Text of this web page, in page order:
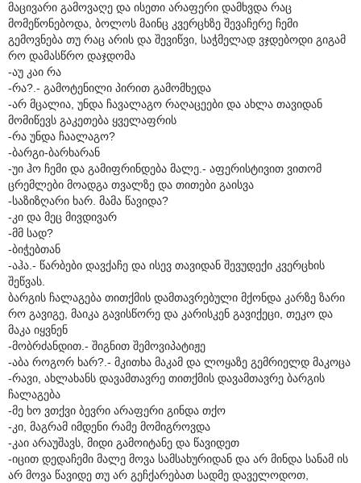
მაცივარი გამოვაღე და ისეთი არაფერი დამხვდა რაც
მომეწონებოდა, ბოლოს მაინც კვერცხზე შევაჩერე ჩემი
გემოვნება თუ რაც არის და შევიწვი, საჭმელად ვჯდებოდი გიგამ
რო დამასწრო დაჯდომა
-აუ კაი რა
-რა?.- გამოტენილი პირით გამომხედა
-არ მცალია, უნდა ჩავალაგო რაღაცეები და ახლა თავიდან
მომიწევს გაკეთება ყველაფრის
-რა უნდა ჩაალაგო?
-ბარგი-ბარხარან
-უი ჰო ჩემი და გამიფრინდება მალე.- აფერისტივით ვითომ
ცრემლები მოადგა თვალზე და თითები გაისვა
-საზიზღარი ხარ. მამა წავიდა?
-კი და მეც მივდივარ
-მმ სად?
-ბიჭებთან
-აჰა.- წარბები დავქაჩე და ისევ თავიდან შევუდექი კვერცხის
შეწვას.
ბარგის ჩალაგება თითქმის დამთავრებული მქონდა კარზე ზარი
რო გავიგე, მაიკა გავისწორე და კარისკენ გავიქეცი, თეკო და
მაკა იყვნენ
-მობრძანდით.- შიგნით შემოვიპატიჟე
-აბა როგორ ხარ?.- მკითხა მაკამ და ლოყაზე გემრიელდ მაკოცა
-რავი, ახლახანს დავამთავრე თითქმის დავამთავრე ბარგის
ჩალაგება
-მე ხო ვთქვი ბევრი არაფერი გინდა თქო
-კი, მაგრამ იმდენი რამე მომიგროვდა
-კაი არაუშავს, მიდი გამოიტანე და წავიდეთ
-იცით დედაჩემი მალე მოვა სამსახურიდან და არ მინდა სანამ ის
არ მოვა წავიდე თუ არ გეჩქარებათ სადმე დაველოდოთ,